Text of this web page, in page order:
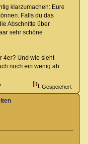
klarzumachen: Eure
Falls du das
Abschnitte über
sehr schöne
4er? Und wie sieht
noch ein wenig ab
Gespeichert